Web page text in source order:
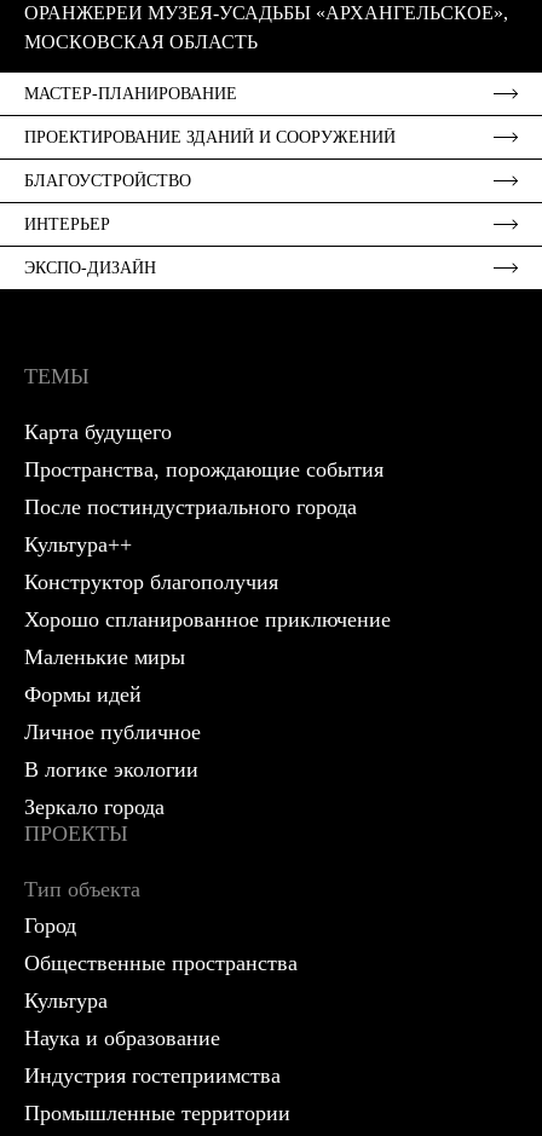
ОРАНЖЕРЕИ МУЗЕЯ-УСАДЬБЫ «АРХАНГЕЛЬСКОЕ»,
МОСКОВСКАЯ ОБЛАСТЬ
МАСТЕР-ПЛАНИРОВАНИЕ
ПРОЕКТИРОВАНИЕ ЗДАНИЙ И СООРУЖЕНИЙ
БЛАГОУСТРОЙСТВО
ИНТЕРЬЕР
ЭКСПО-ДИЗАЙН
ТЕМЫ
Карта будущего
Пространства, порождающие события
После постиндустриального города
Культура++
Конструктор благополучия
Хорошо спланированное приключение
Маленькие миры
Формы идей
Личное публичное
В логике экологии
Зеркало города
ПРОЕКТЫ
Тип объекта
Город
Общественные пространства
Культура
Наука и образование
Индустрия гостеприимства
Промышленные территории